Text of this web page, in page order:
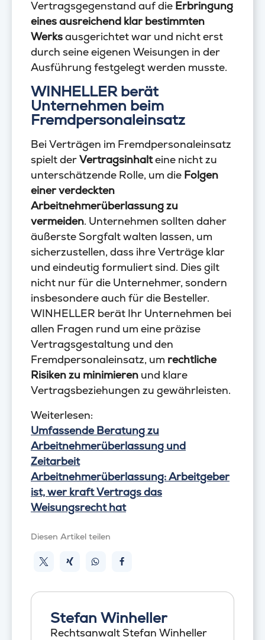
Vertragsgegenstand auf die Erbringung
eines ausreichend klar bestimmten
Werksausgerichtet war und nicht erst
durch seine eigenen Weisungen in der
Ausführung festgelegt werden musste.
WINHELLER berät
Unternehmen beim
Fremdpersonaleinsatz
Bei Verträgen im Fremdpersonaleinsatz
spielt derVertragsinhalteine nicht zu
unterschätzende Rolle, um die Folgen
einer verdeckten
Arbeitnehmerüberlassung zu
vermeiden. Unternehmen sollten daher
äußerste Sorgfalt walten lassen, um
sicherzustellen, dass ihre Verträge klar
und eindeutig formuliert sind. Dies gilt
nicht nur für die Unternehmer, sondern
insbesondere auch für die Besteller.
WINHELLER berät Ihr Unternehmen bei
allen Fragen rund um eine präzise
Vertragsgestaltung und den
Fremdpersonaleinsatz, um rechtliche
Risiken zu minimieren und klare
Vertragsbeziehungen zu gewährleisten.
Weiterlesen:
Umfassende Beratung zu
Arbeitnehmerüberlassung und
Zeitarbeit
Arbeitnehmerüberlassung: Arbeitgeber
ist, wer kraft Vertrags das
Weisungsrecht hat
Diesen Artikel teilen
Stefan Winheller
Rechtsanwalt Stefan Winheller